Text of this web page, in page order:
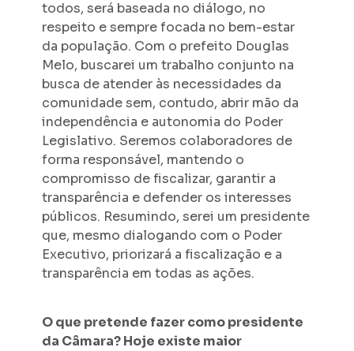
todos, será baseada no diálogo, no
respeito e sempre focada no bem-estar
da população. Com o prefeito Douglas
Melo, buscarei um trabalho conjunto na
busca de atender às necessidades da
comunidade sem, contudo, abrir mão da
independência e autonomia do Poder
Legislativo. Seremos colaboradores de
forma responsável, mantendo o
compromisso de fiscalizar, garantir a
transparência e defender os interesses
públicos. Resumindo, serei um presidente
que, mesmo dialogando com o Poder
Executivo, priorizará a fiscalização e a
transparência em todas as ações.
O que pretende fazer como presidente
da Câmara? Hoje existe maior